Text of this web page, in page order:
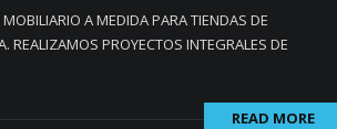
A MEDIDA PARA TIENDAS DE
REALIZAMOS PROYECTOS INTEGRALES DE
READ MORE